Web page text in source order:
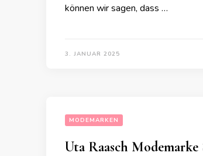
können wir sagen, dass …
3. JANUAR 2025
MODEMARKEN
Uta Raasch